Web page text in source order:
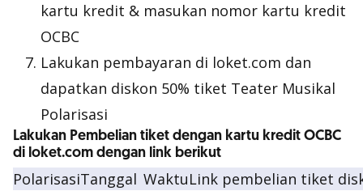
kartu kredit & masukan nomor kartu kredit
OCBC
Lakukan pembayaran di loket.com dan
dapatkan diskon 50% tiket Teater Musikal
Polarisasi
Lakukan Pembelian tiket dengan kartu kredit OCBC
di loket.com dengan link berikut
PolarisasiTanggal WaktuLink pembelian tiket